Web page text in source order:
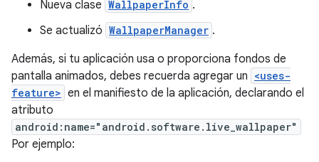
Nueva clase WallpaperInfo .
Se actualizó WallpaperManager .
Además, si tu aplicación usa o proporciona fondos de
pantalla animados, debes recuerda agregar un <uses-
feature> en el manifiesto de la aplicación, declarando el
atributo
android:name="android.software.live_wallpaper"
Por ejemplo: